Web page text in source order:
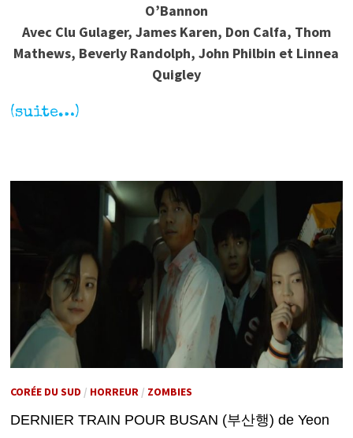
O’Bannon
Avec Clu Gulager, James Karen, Don Calfa, Thom
Mathews, Beverly Randolph, John Philbin et Linnea
Quigley
(suite…)
CORÉE DU SUD / HORREUR/ ZOMBIES
DERNIER TRAIN POUR BUSAN (부산행) de Yeon